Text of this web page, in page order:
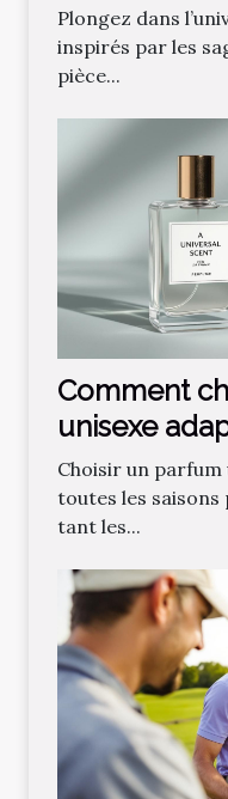
fantastique
Plongez dans
inspirés par les
pièce...
Comment
unisexe
saisons ?
Choisir un parfum
toutes les saisons
tant les...